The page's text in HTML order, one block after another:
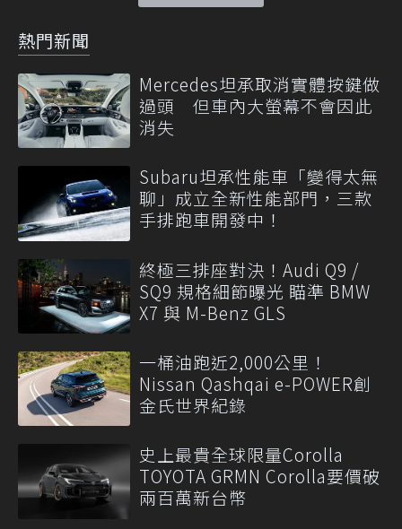
熱門新聞
Mercedes坦承取消實體按鍵做
過頭 但車內大螢幕不會因此
消失
Subaru坦承性能車「變得太無
聊」成立全新性能部門，三款
手排跑車開發中！
終極三排座對決！Audi Q9 /
SQ9 規格細節曝光 瞄準 BMW
X7 與 M-Benz GLS
一桶油跑近2,000公里！
Nissan Qashqai e-POWER創
金氏世界紀錄
史上最貴全球限量Corolla
TOYOTA GRMN Corolla要價破
兩百萬新台幣